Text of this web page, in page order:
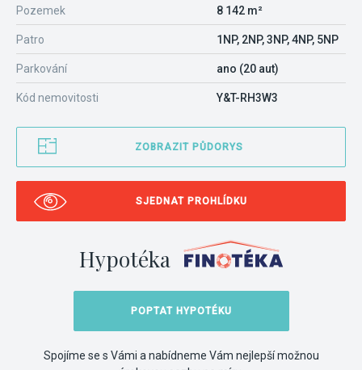
Pozemek 8 142 m²
Patro 1NP, 2NP, 3NP, 4NP, 5NP
Parkování ano (20 aut)
Kód nemovitosti Y&T-RH3W3
ZOBRAZIT PŮDORYS
SJEDNAT PROHLÍDKU
Hypotéka
POPTAT HYPOTÉKU
Spojíme se s Vámi a nabídneme Vám nejlepší možnou